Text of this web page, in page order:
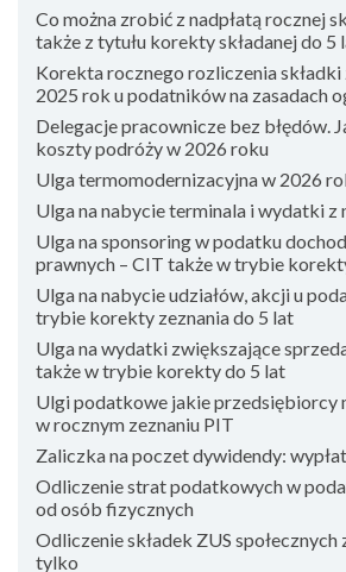
Co można zrobić z nadpłatą rocznej
także z tytułu korekty składanej do 5
Korekta rocznego rozliczenia
2025 rok u podatników na zasadach
Delegacje pracownicze bez błędów.
koszty podróży w 2026 roku
Ulga termomodernizacyjna w 2026
Ulga na nabycie terminala i wydatki z
Ulga na sponsoring w podatku
prawnych – CIT także w trybie
Ulga na nabycie udziałów, akcji u
trybie korekty zeznania do 5 lat
Ulga na wydatki zwiększające
także w trybie korekty do 5 lat
Ulgi podatkowe jakie przedsiębiorcy
w rocznym zeznaniu PIT
Zaliczka na poczet dywidendy:
Odliczenie strat podatkowych w
od osób fizycznych
Odliczenie składek ZUS społecznych
tylko